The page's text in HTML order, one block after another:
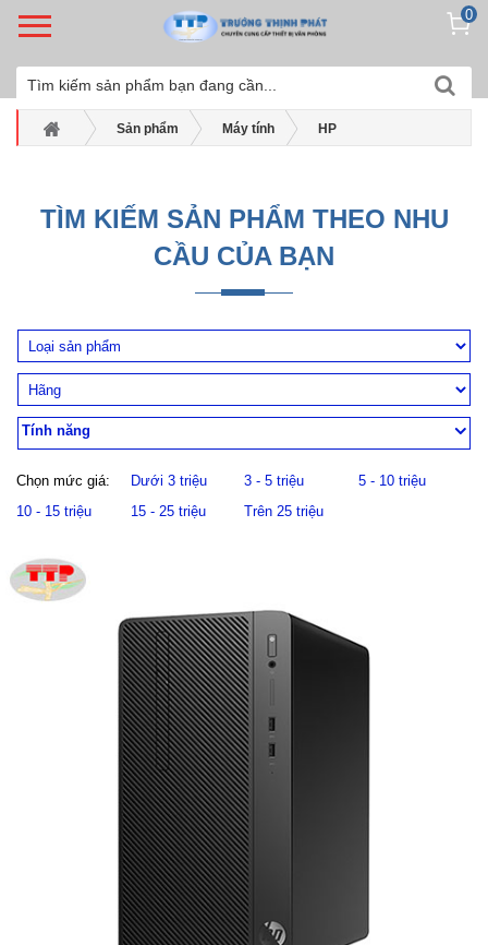
0
Sản phẩm Máy tính HP
TÌM KIẾM SẢN PHẨM THEO NHU
CẦU CỦA BẠN
Tính năng
Chọn mức giá: Dưới 3 triệu 3 - 5 triệu
5 - 10 triệu
10 - 15 triệu
15 - 25 triệu Trên 25 triệu